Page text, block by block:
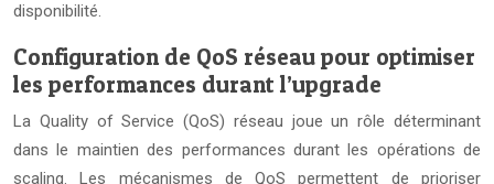
disponibilité.
Configuration de QoS réseau pour optimiser
les performances durant l’upgrade
La Quality of Service (QoS) réseau joue un rôle déterminant
dans le maintien des performances durant les opérations de
scaling. Les mécanismes de QoS permettent de prioriser